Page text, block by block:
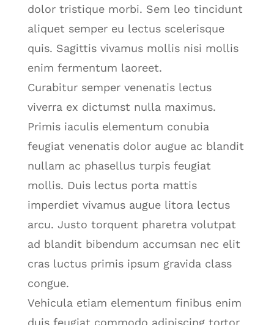
dolor tristique morbi. Sem leo tincidunt
aliquet semper eu lectus scelerisque
quis. Sagittis vivamus mollis nisi mollis
enim fermentum laoreet.
Curabitur semper venenatis lectus
viverra ex dictumst nulla maximus.
Primis iaculis elementum conubia
feugiat venenatis dolor augue ac blandit
nullam ac phasellus turpis feugiat
mollis. Duis lectus porta mattis
imperdiet vivamus augue litora lectus
arcu. Justo torquent pharetra volutpat
ad blandit bibendum accumsan nec elit
cras luctus primis ipsum gravida class
congue.
Vehicula etiam elementum finibus enim
duis feugiat commodo adipiscing tortor